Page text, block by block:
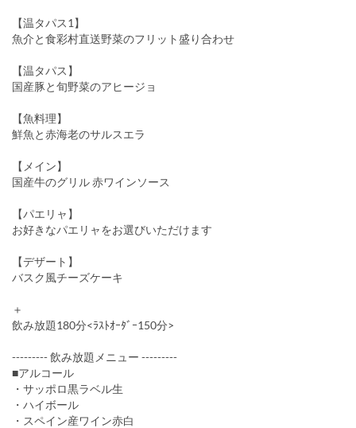
【温タパス1】
魚介と食彩村直送野菜のフリット盛り合わせ
【温タパス】
国産豚と旬野菜のアヒージョ
【魚料理】
鮮魚と赤海老のサルスエラ
【メイン】
国産牛のグリル 赤ワインソース
【パエリャ】
お好きなパエリャをお選びいただけます
【デザート】
バスク風チーズケーキ
＋
飲み放題180分<ﾗｽﾄｵｰﾀﾞｰ150分>
--------- 飲み放題メニュー ---------
■アルコール
・サッポロ黒ラベル生
・ハイボール
・スペイン産ワイン赤白